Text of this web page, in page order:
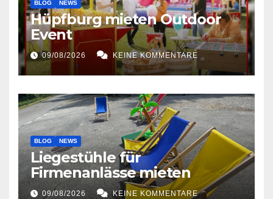
BLOG NEWS
Hüpfburg mieten Outdoor
Event
09/08/2026 KEINE KOMMENTARE
BLOG NEWS
Liegestühle für
Firmenanlässe mieten
09/08/2026 KEINE KOMMENTARE